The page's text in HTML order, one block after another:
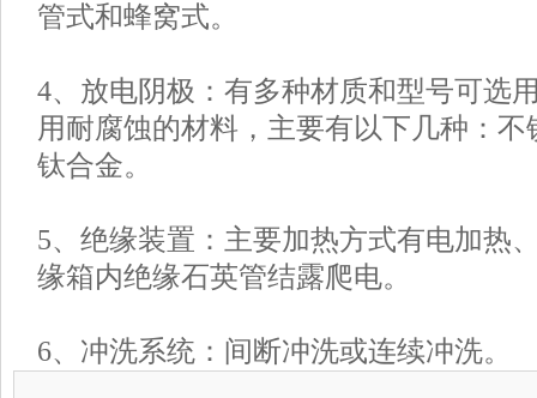
管式和蜂窝式。
4、放电阴极：有多种材质和型号可选
用耐腐蚀的材料，主要有以下几种：
钛合金。
5、绝缘装置：主要加热方式有电加热
缘箱内绝缘石英管结露爬电。
6、冲洗系统：间断冲洗或连续冲洗。